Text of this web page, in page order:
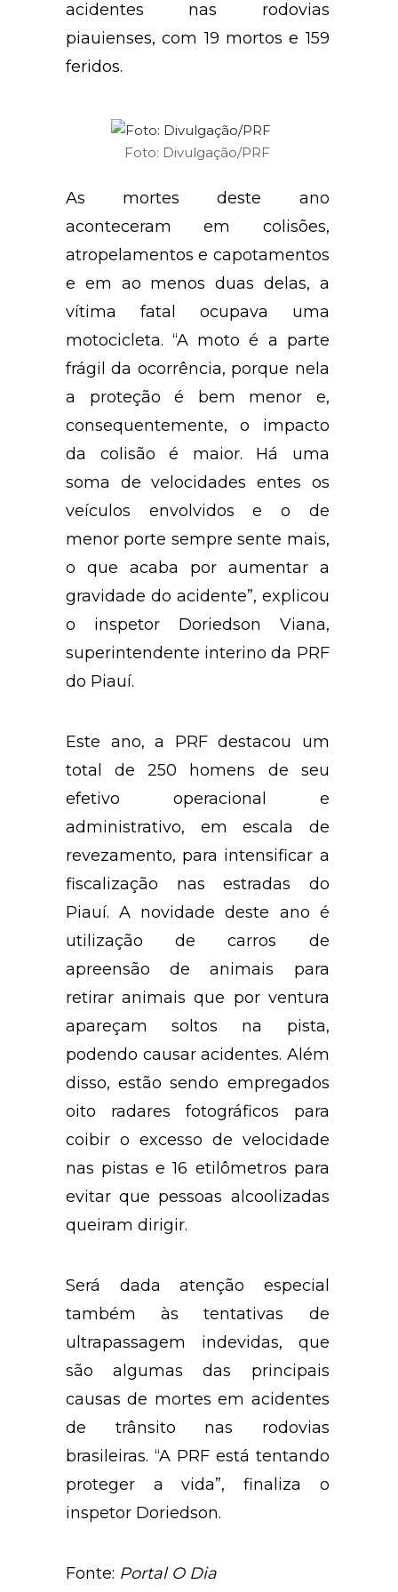
acidentes nas rodovias
piauienses, com 19 mortos e 159
feridos.
Foto: Divulgação/PRF
As mortes deste ano
aconteceram em colisões,
atropelamentos e capotamentos
e em ao menos duas delas, a
vítima fatal ocupava uma
motocicleta. “A moto é a parte
frágil da ocorrência, porque nela
a proteção é bem menor e,
consequentemente, o impacto
da colisão é maior. Há uma
soma de velocidades entes os
veículos envolvidos e o de
menor porte sempre sente mais,
o que acaba por aumentar a
gravidade do acidente”, explicou
o inspetor Doriedson Viana,
superintendente interino da PRF
do Piauí.
Este ano, a PRF destacou um
total de 250 homens de seu
efetivo operacional e
administrativo, em escala de
revezamento, para intensificar a
fiscalização nas estradas do
Piauí. A novidade deste ano é
utilização de carros de
apreensão de animais para
retirar animais que por ventura
apareçam soltos na pista,
podendo causar acidentes. Além
disso, estão sendo empregados
oito radares fotográficos para
coibir o excesso de velocidade
nas pistas e 16 etilômetros para
evitar que pessoas alcoolizadas
queiram dirigir.
Será dada atenção especial
também às tentativas de
ultrapassagem indevidas, que
são algumas das principais
causas de mortes em acidentes
de trânsito nas rodovias
brasileiras. “A PRF está tentando
proteger a vida”, finaliza o
inspetor Doriedson.
Fonte: Portal O Dia